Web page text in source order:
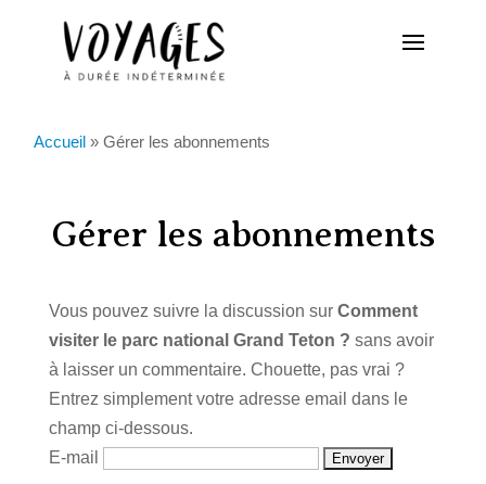
Accueil »Gérer les abonnements
Gérer les abonnements
Vous pouvez suivre la discussion sur Comment
visiter le parc national Grand Teton ? sans avoir
à laisser un commentaire. Chouette, pas vrai ?
Entrez simplement votre adresse email dans le
champ ci-dessous.
E-mail